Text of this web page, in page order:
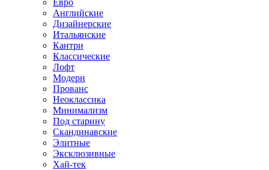
Евро
Английские
Дизайнерские
Итальянские
Кантри
Классические
Лофт
Модерн
Прованс
Неоклассика
Минимализм
Под старину
Скандинавские
Элитные
Эксклюзивные
Хай-тек